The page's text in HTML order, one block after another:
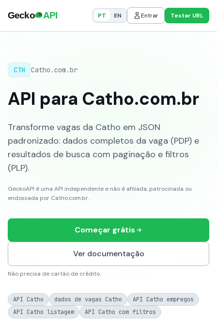
PT EN Entrar Testar URL
CTH Catho.com.br
API para Catho.com.br
Transforme vagas da Catho em JSON
padronizado: dados completos da vaga (PDP) e
resultados de busca com paginação e filtros
(PLP).
GeckoAPI é uma API independente e não é afiliada, patrocinada ou
endossada por Catho.com.br.
Começar grátis
Ver documentação
Não precisa de cartão de crédito.
API Catho dados de vagas Catho
API Catho empregos
API Catho listagem
API Catho com filtros